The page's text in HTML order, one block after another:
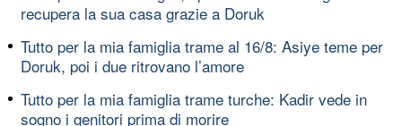
recupera la sua casa grazie a Doruk
Tutto per la mia famiglia trame al 16/8: Asiye teme per
Doruk, poi i due ritrovano l’amore
Tutto per la mia famiglia trame turche: Kadir vede in
sogno i genitori prima di morire